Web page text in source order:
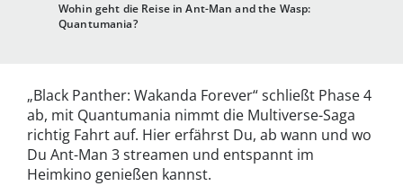
Wohin geht die Reise in Ant-Man and the Wasp:
Quantumania?
„Black Panther: Wakanda Forever“ schließt Phase 4
ab, mit Quantumania nimmt die Multiverse-Saga
richtig Fahrt auf. Hier erfährst Du, ab wann und wo
Du Ant-Man 3 streamen und entspannt im
Heimkino genießen kannst.